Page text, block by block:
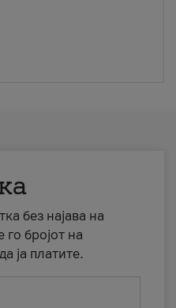
без најава на
бројот на
ја платите.